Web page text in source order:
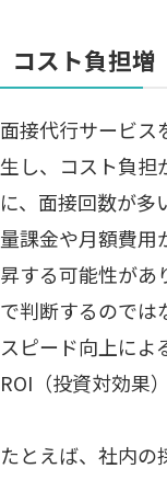
コスト負担増
面接代行サービス
生し、コスト負担
に、面接回数が多
量課金や月額費用
昇する可能性があ
で判断するのでは
スピード向上によ
ROI（投資対効果
たとえば、社内の